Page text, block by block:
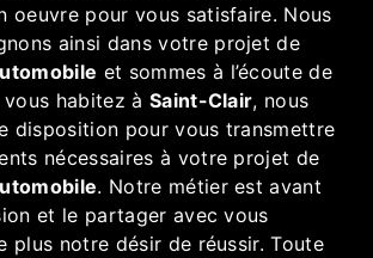
oeuvre pour vous satisfaire. Nous
ainsi dans votre projet de
et sommes à l’écoute de
habitez à Saint-Clair, nous
disposition pour vous transmettre
nécessaires à votre projet de
. Notre métier est avant
et le partager avec vous
plus notre désir de réussir. Toute